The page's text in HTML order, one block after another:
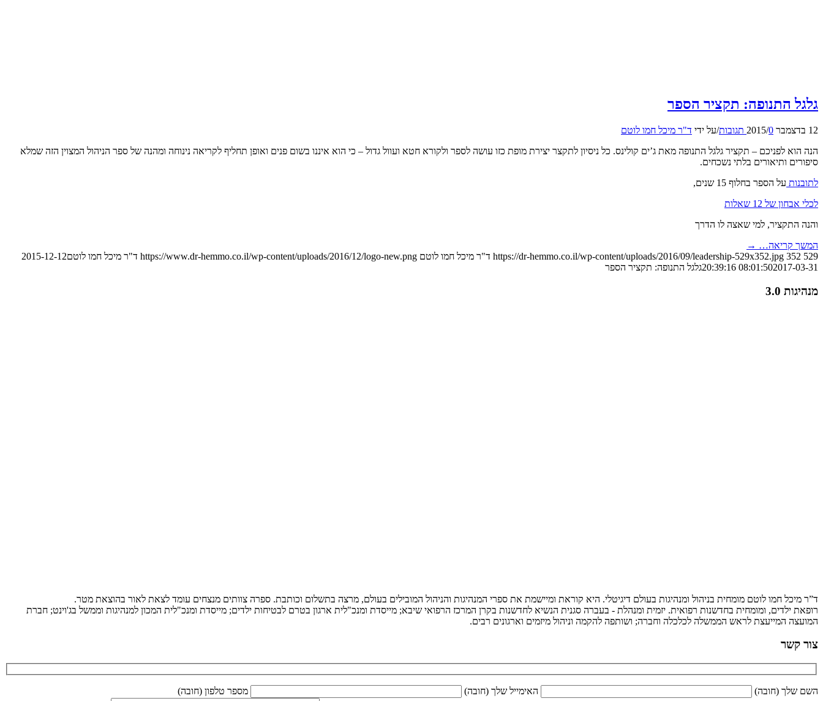
גלגל התנופה: תקציר הספר
12 בדצמבר 2015 /0 תגובות /על ידי ד"ר מיכל חמו לוטם
הנה הוא לפניכם – תקציר גלגל התנופה מאת ג’ים קולינס. כל ניסיון לתקצר יצירת מופת כזו עושה לספר ולקורא חטא ועוול גדול – כי הוא איננו בשום פנים ואופן תחליף לקריאה נינוחה ומהנה של ספר הניהול המצוין הזה שמלא
סיפורים ותיאורים בלתי נשכחים.
לתובנות על הספר בחלוף 15 שנים,
לכלי אבחון של 12 שאלות
והנה התקציר, למי שאצה לו הדרך
המשך קריאה… →
https://dr-hemmo.co.il/wp-content/uploads/2016/09/leadership-529x352.jpg 352 529 ד"ר מיכל חמו לוטם https://www.dr-hemmo.co.il/wp-content/uploads/2016/12/logo-new.png ד"ר מיכל חמו לוטם2015-12-12
08:01:502017-03-31 20:39:16 גלגל התנופה: תקציר הספר
מנהיגות 3.0
ד”ר מיכל חמו לוטם מומחית בניהול ומנהיגות בעולם דיגיטלי. היא קוראת ומיישמת את ספרי המנהיגות והניהול המובילים בעולם, מרצה בתשלום וכותבת. ספרה צוותים מנצחים עומד לצאת לאור בהוצאת מטר.
רופאת ילדים, ומומחית בחדשנות רפואית. יזמית ומנהלת - בעברה סגנית הנשיא לחדשנות בקרן המרכז הרפואי שיבא; מייסדת ומנכ"לית ארגון בטרם לבטיחות ילדים; מייסדת ומנכ"לית המכון למנהיגות וממשל בג'וינט; חברת
המועצה המייעצת לראש הממשלה לכלכלה וחברה; ושותפה להקמה וניהול מיזמים וארגונים רבים.
צור קשר
השם שלך (חובה) האימייל שלך (חובה) מספר טלפון (חובה)